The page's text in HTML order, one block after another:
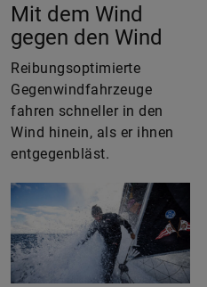
Mit dem Wind
gegen den Wind
Reibungsoptimierte
Gegenwindfahrzeuge
fahren schneller in den
Wind hinein, als er ihnen
entgegenbläst.